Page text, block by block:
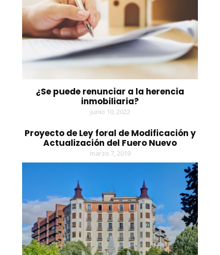
¿Se puede renunciar a la herencia
inmobiliaria?
junio 10, 2022
Proyecto de Ley foral de Modificación y
Actualización del Fuero Nuevo
marzo 7, 2019